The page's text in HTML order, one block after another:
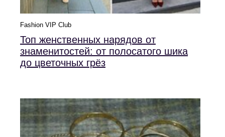
Fashion VIP Club
Топ женственных нарядов от
знаменитостей: от полосатого шика
до цветочных грёз